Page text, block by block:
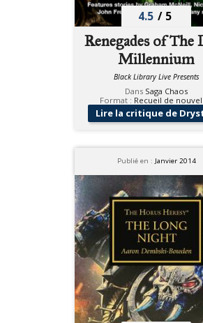
4.5 / 5
Renegades of The
Millennium
Black Library Live Presents
Dans Saga Chaos
Format : Recueil de
Lire la critique de
Publié en : Janvier 2014